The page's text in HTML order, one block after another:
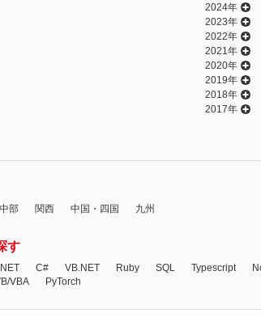
2024年
2023年
2022年
2021年
2020年
2019年
2018年
2017年
中部 関西 中国・四国 九州
す
C# VB.NET Ruby SQL Typescript
VBA PyTorch